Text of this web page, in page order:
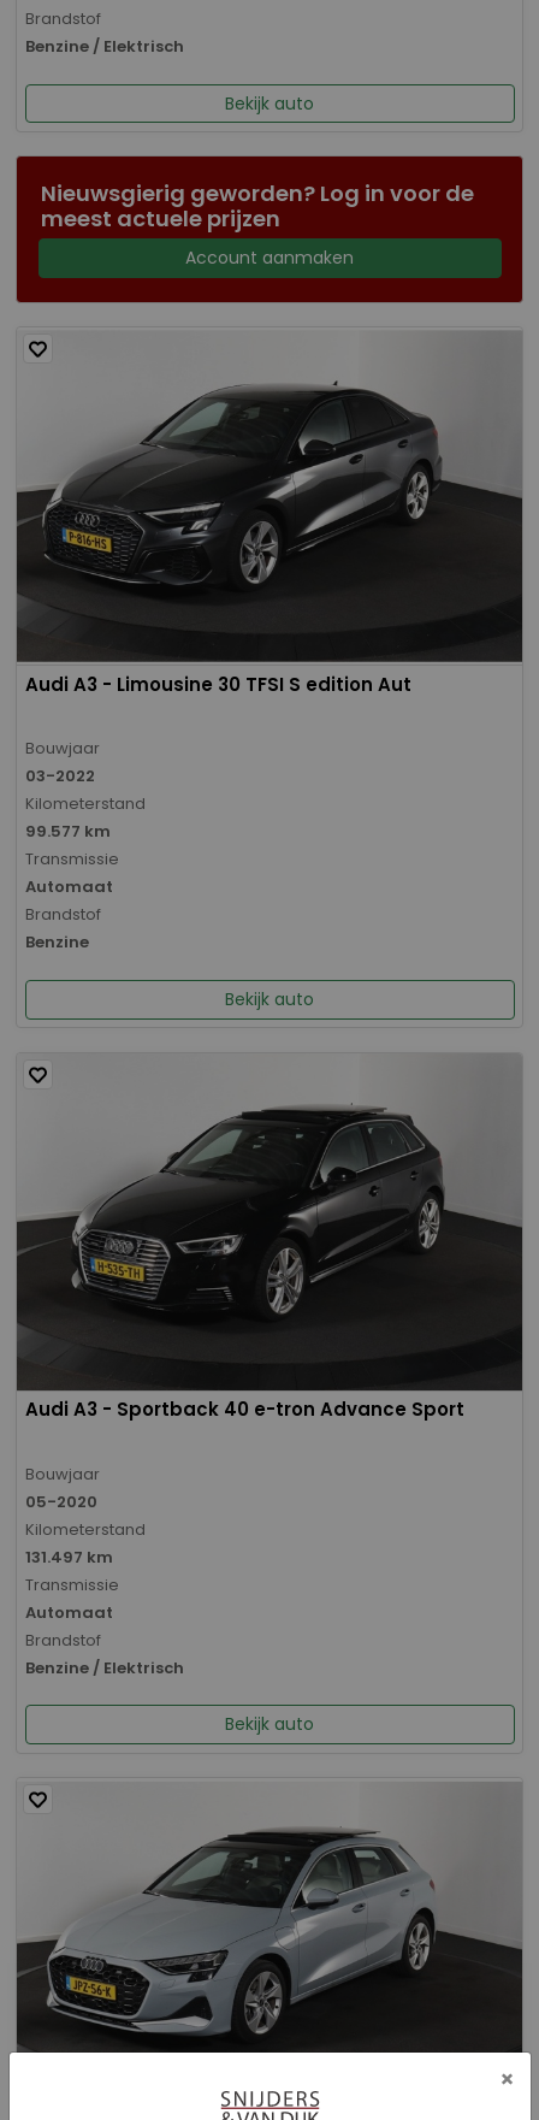
Brandstof
Benzine / Elektrisch
Bekijk auto
Nieuwsgierig geworden? Log in voor de
meest actuele prijzen
Account aanmaken
Audi A3 - Limousine 30 TFSI S edition Aut
Bouwjaar
03-2022
Kilometerstand
99.577 km
Transmissie
Automaat
Brandstof
Benzine
Bekijk auto
Audi A3 - Sportback 40 e-tron Advance Sport
Bouwjaar
05-2020
Kilometerstand
131.497 km
Transmissie
Automaat
Brandstof
Benzine / Elektrisch
Bekijk auto
×